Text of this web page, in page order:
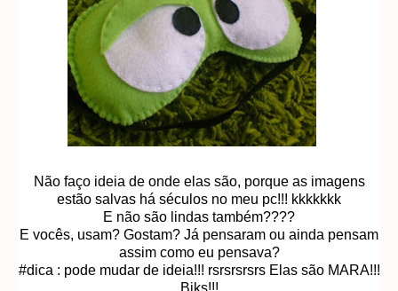
Não faço ideia de onde elas são, porque as imagens
estão salvas há séculos no meu pc!!! kkkkkkk
E não são lindas também????
E vocês, usam? Gostam? Já pensaram ou ainda pensam
assim como eu pensava?
#dica : pode mudar de ideia!!! rsrsrsrsrs Elas são MARA!!!
Bjks!!!